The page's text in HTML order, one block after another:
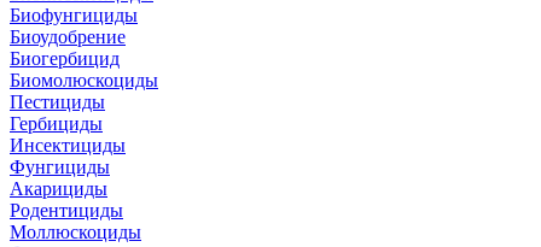
Биофунгициды
Биоудобрение
Биогербицид
Биомолюскоциды
Пестициды
Гербициды
Инсектициды
Фунгициды
Акарициды
Родентициды
Моллюскоциды